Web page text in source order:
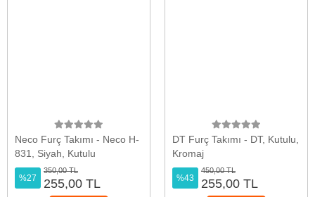
Neco Furç Takımı - Neco H-
831, Siyah, Kutulu
%27
350,00 TL
255,00 TL
DT Furç Takımı - DT, Kutulu,
Kromaj
%43
450,00 TL
255,00 TL